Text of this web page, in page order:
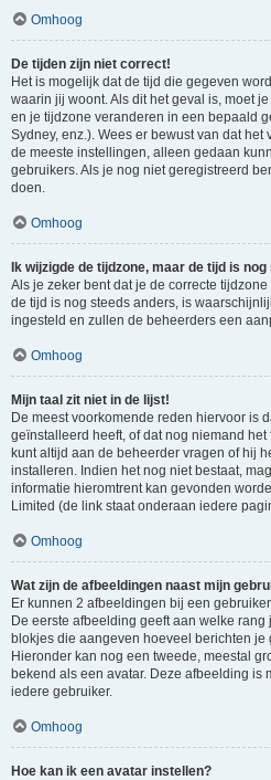
Omhoog
De tijden zijn niet correct!
Het is mogelijk dat de tijd die gegeven
waarin jij woont. Als dit het geval is, moet
en je tijdzone veranderen in een bepaald
Sydney, enz.). Wees er bewust van dat
de meeste instellingen, alleen gedaan
gebruikers. Als je nog niet geregistreerd
doen.
Omhoog
Ik wijzigde de tijdzone, maar de tijd is
Als je zeker bent dat je de correcte
de tijd is nog steeds anders, is
ingesteld en zullen de beheerders een
Omhoog
Mijn taal zit niet in de lijst!
De meest voorkomende reden hiervoor is
geïnstalleerd heeft, of dat nog niemand
kunt altijd aan de beheerder vragen of hij
installeren. Indien het nog niet bestaat,
informatie hieromtrent kan gevonden
Limited (de link staat onderaan iedere
Omhoog
Wat zijn de afbeeldingen naast mijn
Er kunnen 2 afbeeldingen bij een
De eerste afbeelding geeft aan welke
blokjes die aangeven hoeveel berichten je
Hieronder kan nog een tweede, meestal
bekend als een avatar. Deze afbeelding is
iedere gebruiker.
Omhoog
Hoe kan ik een avatar instellen?